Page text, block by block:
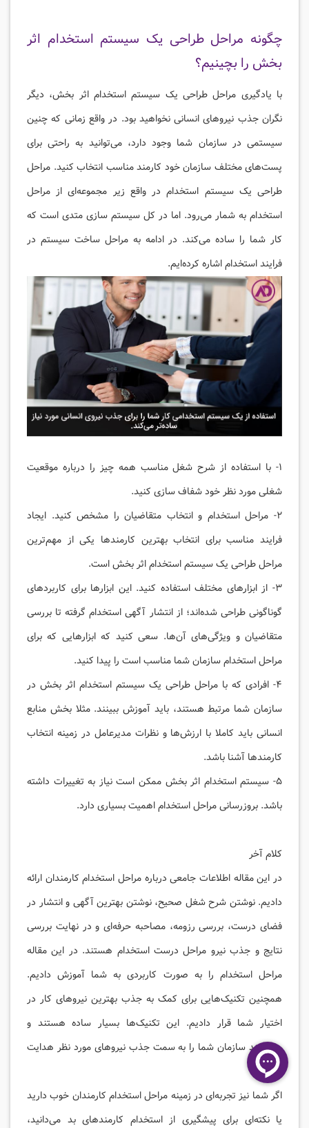
چگونه مراحل طراحی یک سیستم استخدام اثر
بخش را بچینیم؟
با یادگیری مراحل طراحی یک سیستم استخدام اثر بخش، دیگر
نگران جذب نیروهای انسانی نخواهید بود. در واقع زمانی که چنین
سیستمی در سازمان شما وجود دارد، می‌توانید به راحتی برای
پست‌های مختلف سازمان خود کارمند مناسب انتخاب کنید. مراحل
طراحی یک سیستم استخدام در واقع زیر مجموعه‌ای از مراحل
استخدام به شمار می‌رود. اما در کل سیستم سازی متدی است که
کار شما را ساده می‌کند. در ادامه به مراحل ساخت سیستم در
فرایند استخدام اشاره کرده‌ایم.
۱- با استفاده از شرح شغل مناسب همه چیز را درباره موقعیت
شغلی مورد نظر خود شفاف سازی کنید.
۲- مراحل استخدام و انتخاب متقاضیان را مشخص کنید. ایجاد
فرایند مناسب برای انتخاب بهترین کارمندها یکی از مهم‌ترین
مراحل طراحی یک سیستم استخدام اثر بخش است.
۳- از ابزارهای مختلف استفاده کنید. این ابزارها برای کاربردهای
گوناگونی طراحی ‌شده‌اند؛ از انتشار آگهی استخدام گرفته تا بررسی
متقاضیان و ویژگی‌های آن‌ها. سعی کنید که ابزارهایی که برای
مراحل استخدام سازمان شما مناسب است را پیدا کنید.
۴- افرادی که با مراحل طراحی یک سیستم استخدام اثر بخش در
سازمان شما مرتبط هستند، باید آموزش ببینند. مثلا بخش منابع
انسانی باید کاملا با ارزش‌ها و نظرات مدیرعامل در زمینه انتخاب
کارمندها آشنا باشد.
۵- سیستم استخدام اثر بخش ممکن است نیاز به تغییرات داشته
باشد. بروزرسانی مراحل استخدام اهمیت بسیاری دارد.
کلام آخر
در این مقاله اطلاعات جامعی درباره مراحل استخدام کارمندان ارائه
دادیم. نوشتن شرح شغل صحیح، نوشتن بهترین آگهی و انتشار در
فضای درست، بررسی رزومه، مصاحبه حرفه‌ای و در نهایت بررسی
نتایج و جذب نیرو مراحل درست استخدام هستند. در این مقاله
مراحل استخدام را به صورت کاربردی به شما آموزش دادیم.
همچنین تکنیک‌هایی برای کمک به جذب بهترین نیروهای کار در
اختیار شما قرار دادیم. این تکنیک‌ها بسیار ساده هستند و
می‌توانند سازمان شما را به سمت جذب نیروهای مورد نظر هدایت
کنند.
اگر شما نیز تجربه‌ای در زمینه مراحل استخدام کارمندان خوب دارید
یا نکته‌ای برای پیشگیری از استخدام کارمندهای بد می‌دانید،